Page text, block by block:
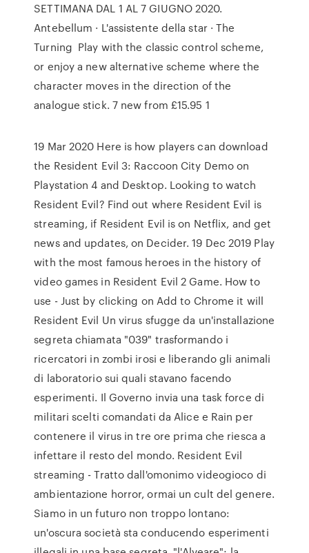
SETTIMANA DAL 1 AL 7 GIUGNO 2020.
Antebellum · L'assistente della star · The
Turning Play with the classic control scheme,
or enjoy a new alternative scheme where the
character moves in the direction of the
analogue stick. 7 new from £15.95 1
19 Mar 2020 Here is how players can download
the Resident Evil 3: Raccoon City Demo on
Playstation 4 and Desktop. Looking to watch
Resident Evil? Find out where Resident Evil is
streaming, if Resident Evil is on Netflix, and get
news and updates, on Decider. 19 Dec 2019 Play
with the most famous heroes in the history of
video games in Resident Evil 2 Game. How to
use - Just by clicking on Add to Chrome it will
Resident Evil Un virus sfugge da un'installazione
segreta chiamata "039" trasformando i
ricercatori in zombi irosi e liberando gli animali
di laboratorio sui quali stavano facendo
esperimenti. Il Governo invia una task force di
militari scelti comandati da Alice e Rain per
contenere il virus in tre ore prima che riesca a
infettare il resto del mondo. Resident Evil
streaming - Tratto dall'omonimo videogioco di
ambientazione horror, ormai un cult del genere.
Siamo in un futuro non troppo lontano:
un'oscura società sta conducendo esperimenti